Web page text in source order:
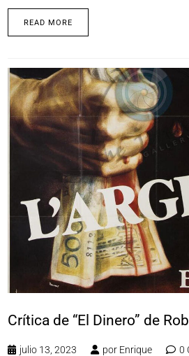
READ MORE
Crítica de “El Dinero” de
julio 13, 2023 por Enrique 0